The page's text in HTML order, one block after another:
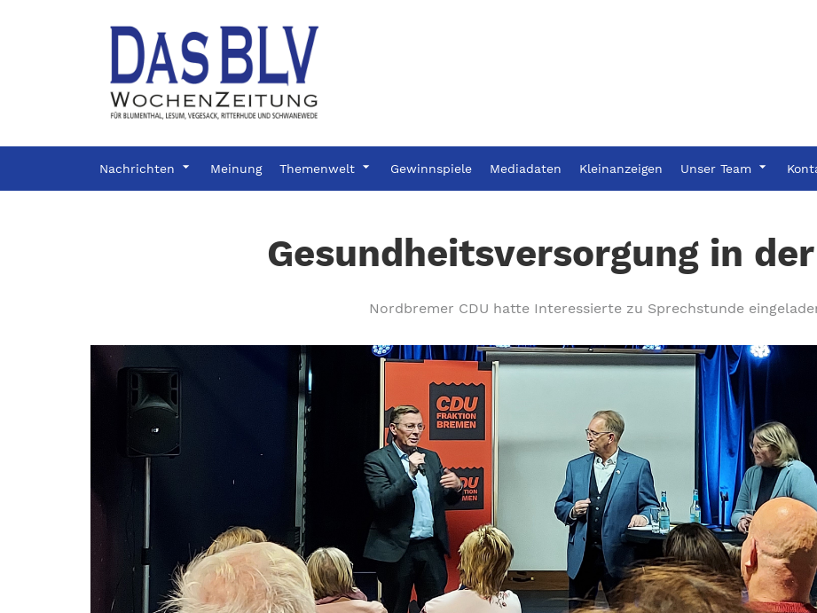
Nachrichten Meinung Themenwelt Gewinnspiele Mediadaten Kleinanzeigen Unser Team
Gesundheitsversorgung in
Nordbremer CDU hatte Interessierte zu Sprechstunde